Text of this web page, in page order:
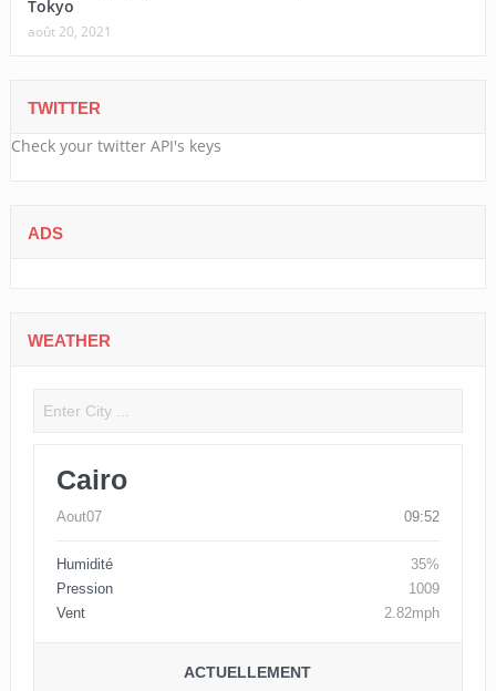
Tokyo
août 20, 2021
TWITTER
Check your twitter API's keys
ADS
WEATHER
Cairo
Aout07 09:52
Humidité
35%
Pression
1009
Vent
2.82mph
ACTUELLEMENT